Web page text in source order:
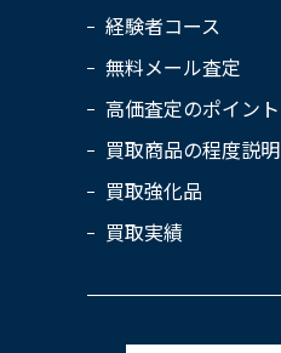
経験者コース
無料メール査定
高価査定のポイント
買取商品の程度説明
買取強化品
買取実績